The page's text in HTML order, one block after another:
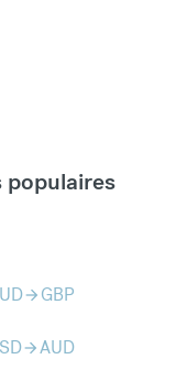
populaires
arrow_forward GBP
arrow_forwardAUD